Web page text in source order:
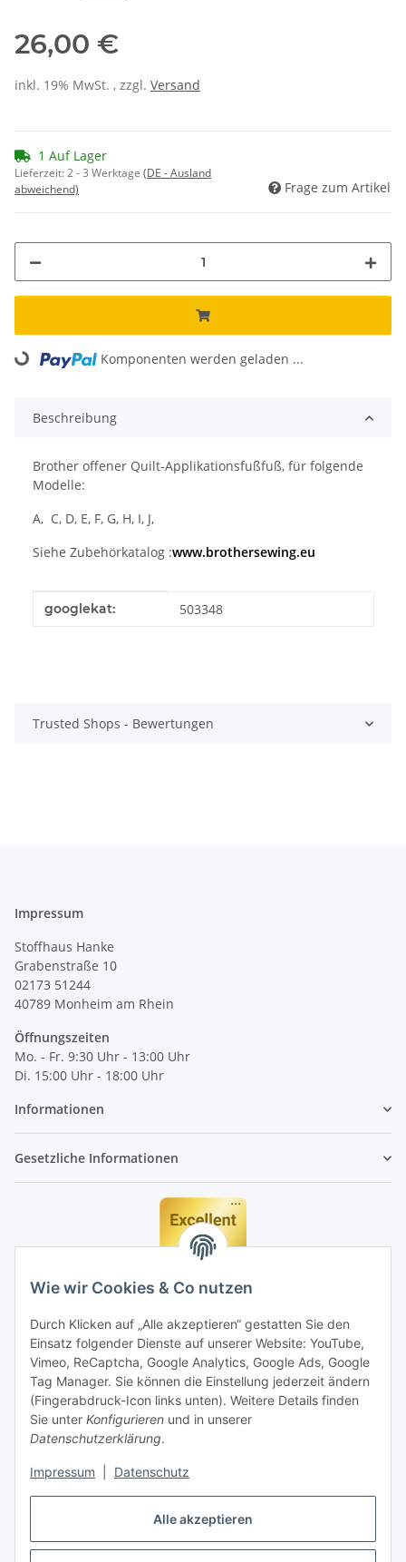
Alle akzeptieren
Wie wir Cookies & Co nutzen
Durch Klicken auf „Alle akzeptieren“ gestatten Sie den
Einsatz folgender Dienste auf unserer Website: YouTube,
Vimeo, ReCaptcha, Google Analytics, Google Ads, Google
Tag Manager. Sie können die Einstellung jederzeit ändern
(Fingerabdruck-Icon links unten). Weitere Details finden
Sie unter Konfigurieren und in unserer
Datenschutzerklärung.
Impressum Datenschutz
26,00 €
inkl. 19% MwSt. , zzgl. Versand
1 Auf Lager
Lieferzeit:2 - 3 Werktage (DE - Ausland
abweichend)
Frage zum Artikel
Loading... Komponenten werden geladen ...
Beschreibung
Brother offener Quilt-Applikationsfußfuß, für folgende
Modelle:
A, C, D, E, F, G, H, I, J,
Siehe Zubehörkatalog :www.brothersewing.eu
Produkteigenschaft
Wert
googlekat: 503348
Trusted Shops - Bewertungen
Impressum
Stoffhaus Hanke
Grabenstraße 10
02173 51244
40789 Monheim am Rhein
Öffnungszeiten
Mo. - Fr. 9:30 Uhr - 13:00 Uhr
Di. 15:00 Uhr - 18:00 Uhr
Informationen
Gesetzliche Informationen
Vertrag widerrufen